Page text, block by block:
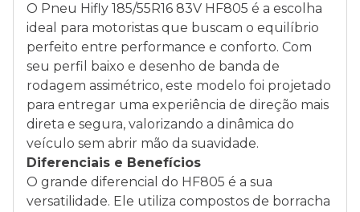
O Pneu Hifly 185/55R16 83V HF805 é a escolha
ideal para motoristas que buscam o equilíbrio
perfeito entre performance e conforto. Com
seu perfil baixo e desenho de banda de
rodagem assimétrico, este modelo foi projetado
para entregar uma experiência de direção mais
direta e segura, valorizando a dinâmica do
veículo sem abrir mão da suavidade.
Diferenciais e Benefícios
O grande diferencial do HF805 é a sua
versatilidade. Ele utiliza compostos de borracha